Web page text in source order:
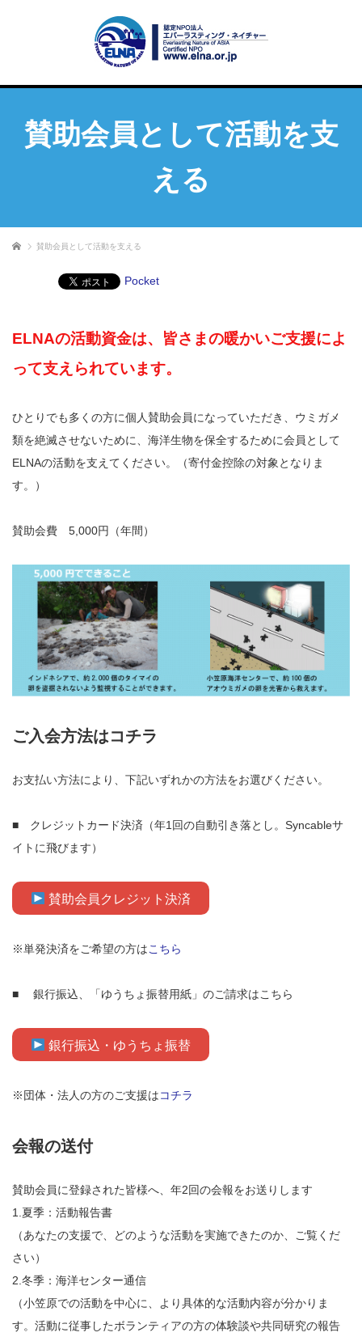
賛助会員として活動を支
える
ホーム 賛助会員として活動を支える
Pocket
ELNAの活動資金は、皆さまの暖かいご支援によ
って支えられています。
ひとりでも多くの方に個人賛助会員になっていただき、ウミガメ
類を絶滅させないために、海洋生物を保全するために会員として
ELNAの活動を支えてください。（寄付金控除の対象となりま
す。）
賛助会費 5,000円（年間）
ご入会方法はコチラ
お支払い方法により、下記いずれかの方法をお選びください。
■ クレジットカード決済（年1回の自動引き落とし。Syncableサ
イトに飛びます）
賛助会員クレジット決済
※単発決済をご希望の方はこちら
■ 銀行振込、「ゆうちょ振替用紙」のご請求はこちら
銀行振込・ゆうちょ振替
※団体・法人の方のご支援はコチラ
会報の送付
賛助会員に登録された皆様へ、年2回の会報をお送りします
1.夏季：活動報告書
（あなたの支援で、どのような活動を実施できたのか、ご覧くだ
さい）
2.冬季：海洋センター通信
（小笠原での活動を中心に、より具体的な活動内容が分かりま
す。活動に従事したボランティアの方の体験談や共同研究の報告